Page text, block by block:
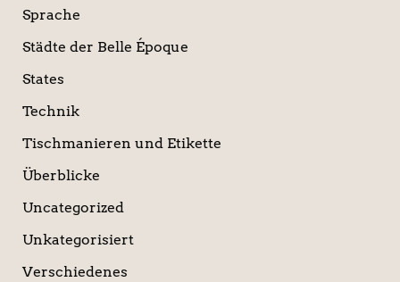
Sprache
Städte der Belle Époque
States
Technik
Tischmanieren und Etikette
Überblicke
Uncategorized
Unkategorisiert
Verschiedenes